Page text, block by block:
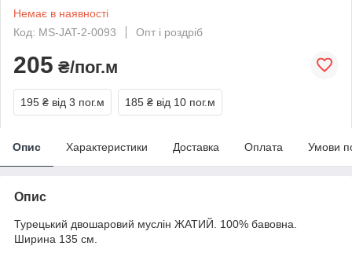
Немає в наявності
Код: MS-JAT-2-0093
Опт і роздріб
205 ₴/пог.м
195 ₴ від 3 пог.м 185 ₴ від 10 пог.м
Опис Характеристики Доставка Оплата Умови
Опис
Турецький двошаровий муслін ЖАТИЙ. 100% бавовна.
Ширина 135 см.